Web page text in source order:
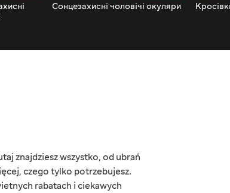
Сонцезахисні чоловічі окуляри
znajdziesz wszystko, od ubrań
czego tylko potrzebujesz.
rabatach i ciekawych